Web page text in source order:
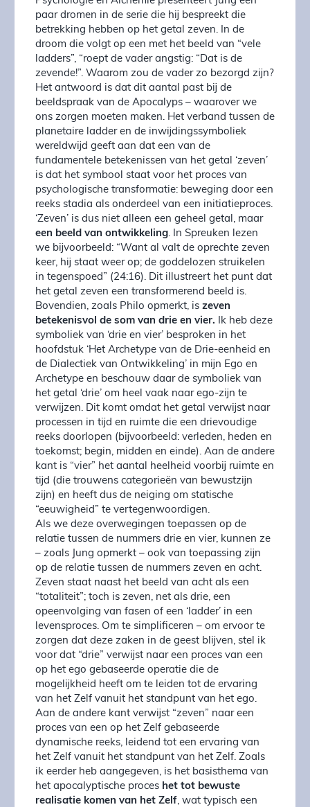
paar dromen in de serie die hij bespreekt die
betrekking hebben op het getal zeven. In de
droom die volgt op een met het beeld van “vele
ladders”, “roept de vader angstig: “Dat is de
zevende!”. Waarom zou de vader zo bezorgd zijn?
Het antwoord is dat dit aantal past bij de
beeldspraak van de Apocalyps – waarover we
ons zorgen moeten maken. Het verband tussen de
planetaire ladder en de inwijdingssymboliek
wereldwijd geeft aan dat een van de
fundamentele betekenissen van het getal ‘zeven’
is dat het symbool staat voor het proces van
psychologische transformatie: beweging door een
reeks stadia als onderdeel van een initiatieproces.
‘Zeven’ is dus niet alleen een geheel getal, maar
een beeld van ontwikkeling. In Spreuken lezen
we bijvoorbeeld: “Want al valt de oprechte zeven
keer, hij staat weer op; de goddelozen struikelen
in tegenspoed” (24:16). Dit illustreert het punt dat
het getal zeven een transformerend beeld is.
Bovendien, zoals Philo opmerkt, is zeven
betekenisvol de som van drie en vier. Ik heb deze
symboliek van ‘drie en vier’ besproken in het
hoofdstuk ‘Het Archetype van de Drie-eenheid en
de Dialectiek van Ontwikkeling’ in mijn Ego en
Archetype en beschouw daar de symboliek van
het getal ‘drie’ om heel vaak naar ego-zijn te
verwijzen. Dit komt omdat het getal verwijst naar
processen in tijd en ruimte die een drievoudige
reeks doorlopen (bijvoorbeeld: verleden, heden en
toekomst; begin, midden en einde). Aan de andere
kant is “vier” het aantal heelheid voorbij ruimte en
tijd (die trouwens categorieën van bewustzijn
zijn) en heeft dus de neiging om statische
“eeuwigheid” te vertegenwoordigen.
Als we deze overwegingen toepassen op de
relatie tussen de nummers drie en vier, kunnen ze
– zoals Jung opmerkt – ook van toepassing zijn
op de relatie tussen de nummers zeven en acht.
Zeven staat naast het beeld van acht als een
“totaliteit”; toch is zeven, net als drie, een
opeenvolging van fasen of een ‘ladder’ in een
levensproces. Om te simplificeren – om ervoor te
zorgen dat deze zaken in de geest blijven, stel ik
voor dat “drie” verwijst naar een proces van een
op het ego gebaseerde operatie die de
mogelijkheid heeft om te leiden tot de ervaring
van het Zelf vanuit het standpunt van het ego.
Aan de andere kant verwijst “zeven” naar een
proces van een op het Zelf gebaseerde
dynamische reeks, leidend tot een ervaring van
het Zelf vanuit het standpunt van het Zelf. Zoals
ik eerder heb aangegeven, is het basisthema van
het apocalyptische proces het tot bewuste
realisatie komen van het Zelf, wat typisch een